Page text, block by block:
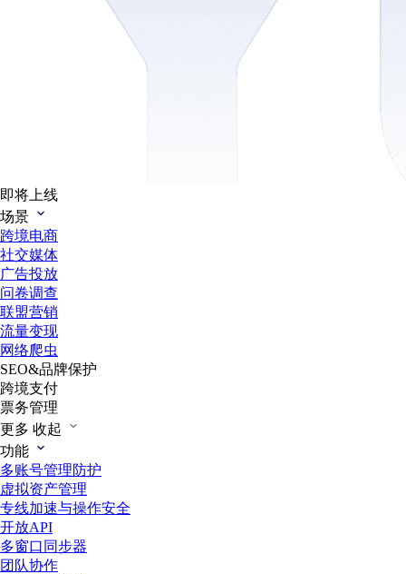
即将上线
场景
跨境电商
社交媒体
广告投放
问卷调查
联盟营销
流量变现
网络爬虫
SEO&品牌保护
跨境支付
票务管理
更多 收起
功能
多账号管理防护
虚拟资产管理
专线加速与操作安全
开放API
多窗口同步器
团队协作